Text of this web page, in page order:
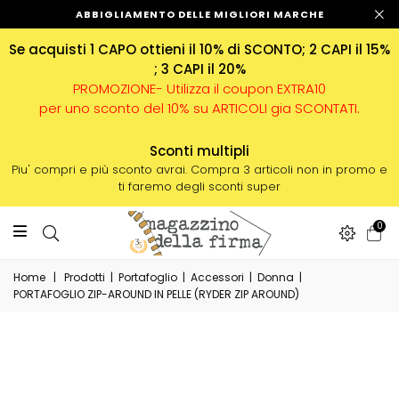
ABBIGLIAMENTO DELLE MIGLIORI MARCHE
Se acquisti 1 CAPO ottieni il 10% di SCONTO; 2 CAPI il 15%
; 3 CAPI il 20%
PROMOZIONE- Utilizza il coupon EXTRA10
per uno sconto del 10% su ARTICOLI gia SCONTATI.
Sconti multipli
Piu' compri e più sconto avrai. Compra 3 articoli non in promo e
ti faremo degli sconti super
0
Home | Prodotti | Portafoglio | Accessori | Donna |
PORTAFOGLIO ZIP-AROUND IN PELLE (RYDER ZIP AROUND)